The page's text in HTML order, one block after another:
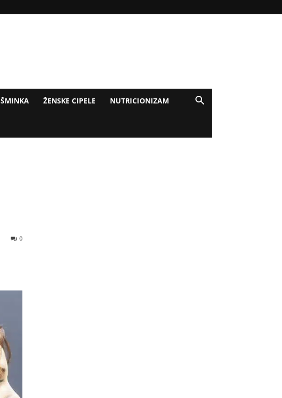
ŠMINKA ŽENSKE CIPELE NUTRICIONIZAM
0